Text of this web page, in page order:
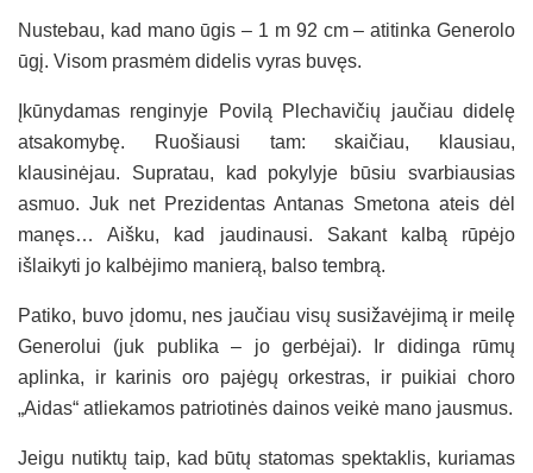
Nustebau, kad mano ūgis – 1 m 92 cm – atitinka Generolo
ūgį. Visom prasmėm didelis vyras buvęs.
Įkūnydamas renginyje Povilą Plechavičių jaučiau didelę
atsakomybę. Ruošiausi tam: skaičiau, klausiau,
klausinėjau. Supratau, kad pokylyje būsiu svarbiausias
asmuo. Juk net Prezidentas Antanas Smetona ateis dėl
manęs… Aišku, kad jaudinausi. Sakant kalbą rūpėjo
išlaikyti jo kalbėjimo manierą, balso tembrą.
Patiko, buvo įdomu, nes jaučiau visų susižavėjimą ir meilę
Generolui (juk publika – jo gerbėjai). Ir didinga rūmų
aplinka, ir karinis oro pajėgų orkestras, ir puikiai choro
„Aidas“ atliekamos patriotinės dainos veikė mano jausmus.
Jeigu nutiktų taip, kad būtų statomas spektaklis, kuriamas